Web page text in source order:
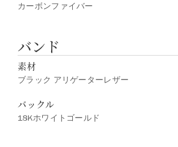
カーボンファイバー
バンド
素材
ブラック アリゲーターレザー
バックル
18Kホワイトゴールド